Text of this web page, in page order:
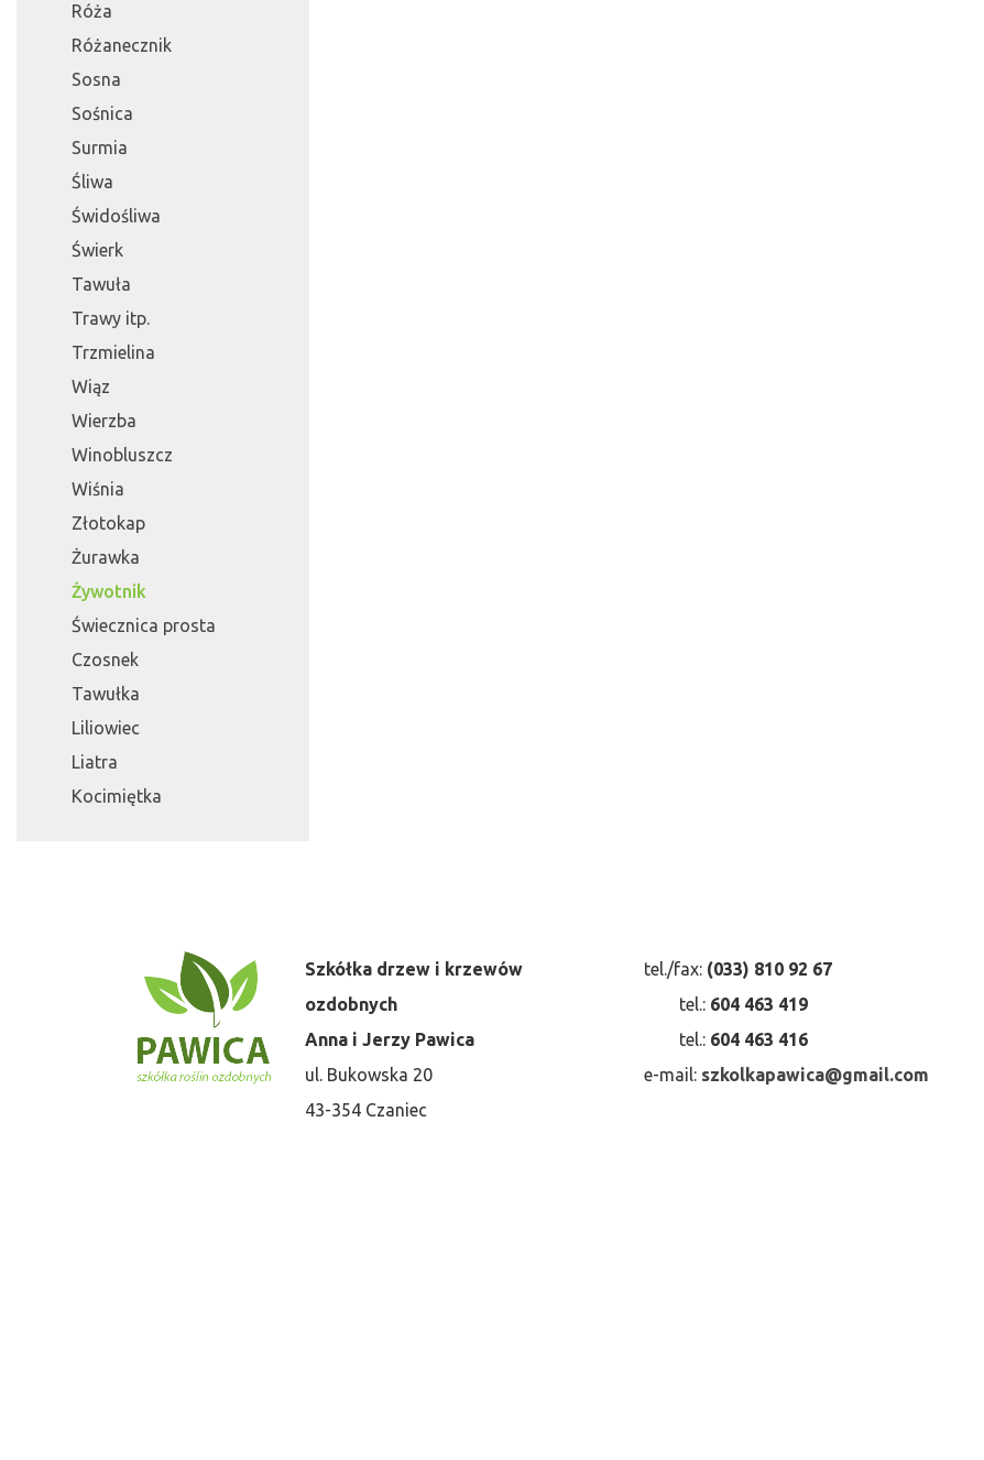
Róża
Różanecznik
Sosna
Sośnica
Surmia
Śliwa
Świdośliwa
Świerk
Tawuła
Trawy itp.
Trzmielina
Wiąz
Wierzba
Winobluszcz
Wiśnia
Złotokap
Żurawka
Żywotnik
Świecznica prosta
Czosnek
Tawułka
Liliowiec
Liatra
Kocimiętka
Szkółka drzew i krzewów
ozdobnych
Anna i Jerzy Pawica
ul. Bukowska 20
43-354 Czaniec
tel./fax:(033) 810 92 67
tel.:604 463 419
tel.:604 463 416
e-mail: szkolkapawica@gmail.com